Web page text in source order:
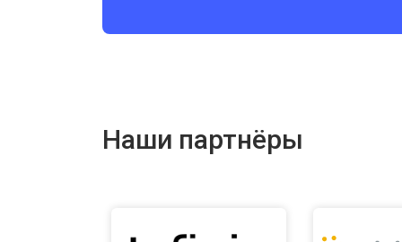
Наши партнёры